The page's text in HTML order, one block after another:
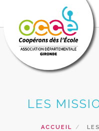
GERER SA
LES
ACCUEIL